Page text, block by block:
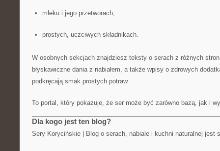
mleku i jego przetworach,
prostych, uczciwych składnikach.
W osobnych sekcjach znajdziesz teksty o serach z różnych
błyskawiczne dania z nabiałem, a także wpisy o zdrowych
podkręcają smak prostych potraw.
To portal, który pokazuje, że ser może być zarówno bazą, jak i
Dla kogo jest ten blog?
Sery Korycińskie | Blog o serach, nabiale i kuchni naturalnej jest